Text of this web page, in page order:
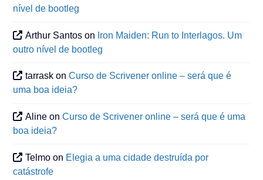
nível de bootleg
Arthur Santos on Iron Maiden: Run to Interlagos. Um
outro nível de bootleg
tarrask onCurso de Scrivener online – será que é
uma boa ideia?
Aline onCurso de Scrivener online – será que é uma
boa ideia?
Telmo on Elegia a uma cidade destruída por
catástrofe